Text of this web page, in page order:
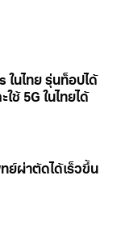
ในไทย รุ่นท็อปได้
ช้ 5G ในไทยได้
ย์ผ่าตัดได้เร็วขึ้น